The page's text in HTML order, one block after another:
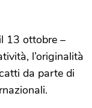
13 ottobre –
l’originalità
da parte di